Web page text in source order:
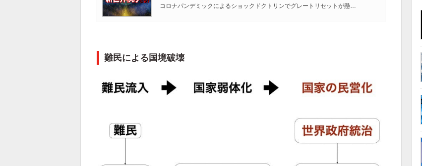
コロナパンデミックによるショックドクトリンでグレートリセットが懸念される中、新世界秩序（New World Order）計画が
難民による国境破壊